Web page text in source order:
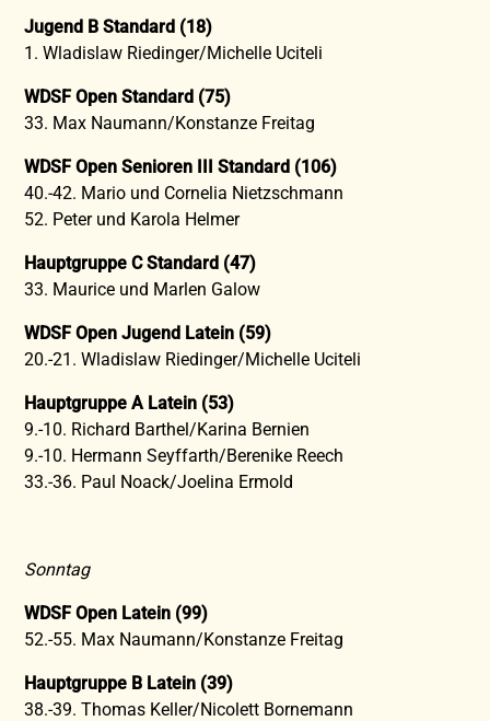
Jugend B Standard (18)
1. Wladislaw Riedinger/Michelle Uciteli
WDSF Open Standard (75)
33. Max Naumann/Konstanze Freitag
WDSF Open Senioren III Standard (106)
40.-42. Mario und Cornelia Nietzschmann
52. Peter und Karola Helmer
Hauptgruppe C Standard (47)
33. Maurice und Marlen Galow
WDSF Open Jugend Latein (59)
20.-21. Wladislaw Riedinger/Michelle Uciteli
Hauptgruppe A Latein (53)
9.-10. Richard Barthel/Karina Bernien
9.-10. Hermann Seyffarth/Berenike Reech
33.-36. Paul Noack/Joelina Ermold
Sonntag
WDSF Open Latein (99)
52.-55. Max Naumann/Konstanze Freitag
Hauptgruppe B Latein (39)
38.-39. Thomas Keller/Nicolett Bornemann